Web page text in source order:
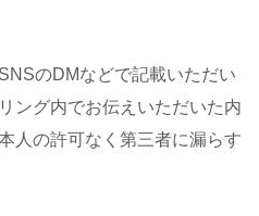
のDMなどで記載いただい
ング内でお伝えいただいた内
人の許可なく第三者に漏らす